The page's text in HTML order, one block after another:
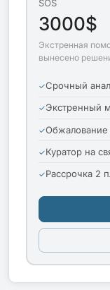
SOS
3000$
Экстренная
вынесено
Срочный
Экстренный
Куратор на
Рассрочка 2